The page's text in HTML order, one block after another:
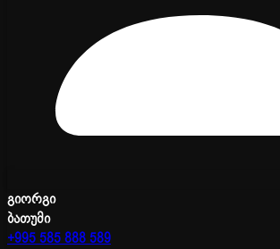
გიორგი
ბათუმი
+995 585 888 589